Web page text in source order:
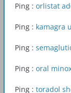
Ping : orlistat
Ping : kamagra
Ping :
Ping : oral
Ping : toradol